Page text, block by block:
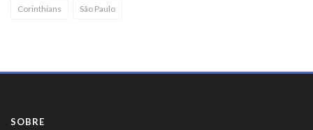
Corinthians São Paulo
SOBRE